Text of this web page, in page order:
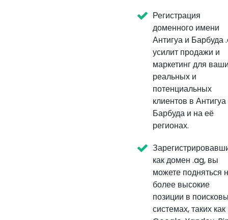
Регистрация
доменного имени
Антигуа и Барбуда
усилит продажи и
маркетинг для
реальных и
потенциальных
клиентов в
Барбуда и на её
регионах.
как домен .ag, вы
можете подняться
более высокие
позиции в
системах, таких как